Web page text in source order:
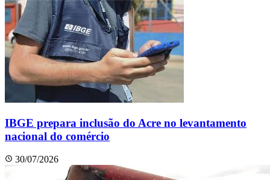
IBGE prepara inclusão do Acre no levantamento
nacional do comércio
30/07/2026